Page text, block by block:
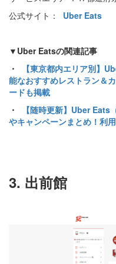
公式サイト： Uber Eats
▼Uber Eatsの関連記事
・
【東京都内エリア別】
能なおすすめレストラン＆
ードも掲載
・
【随時更新】Uber Eats
やキャンペーンまとめ！利
3. 出前館